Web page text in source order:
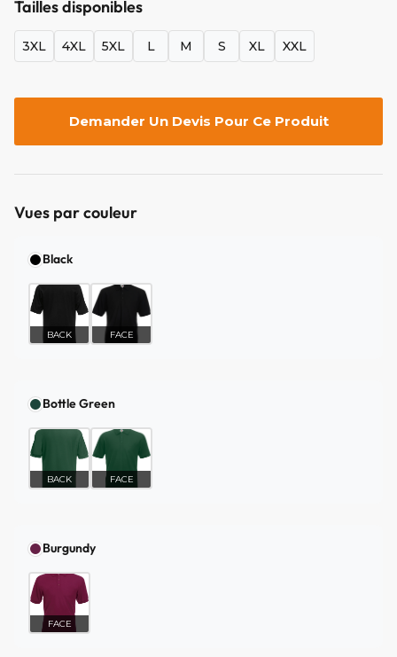
Tailles disponibles
3XL 4XL 5XL L M S XL XXL
Demander Un Devis Pour Ce Produit
Vues par couleur
Black
BACK FACE
Bottle Green
BACK FACE
Burgundy
FACE